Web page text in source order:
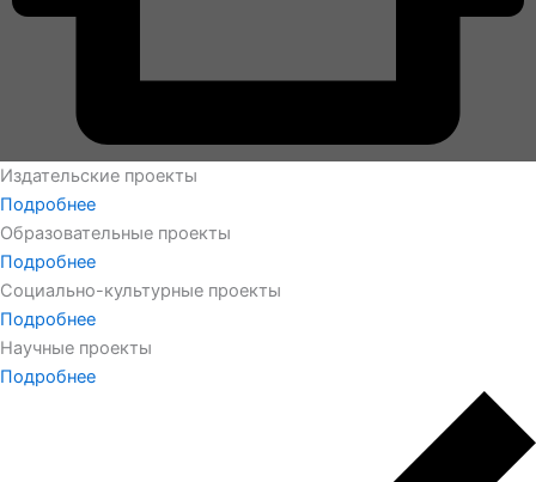
Издательские проекты
Подробнее
Образовательные проекты
Подробнее
Социально-культурные проекты
Подробнее
Научные проекты
Подробнее